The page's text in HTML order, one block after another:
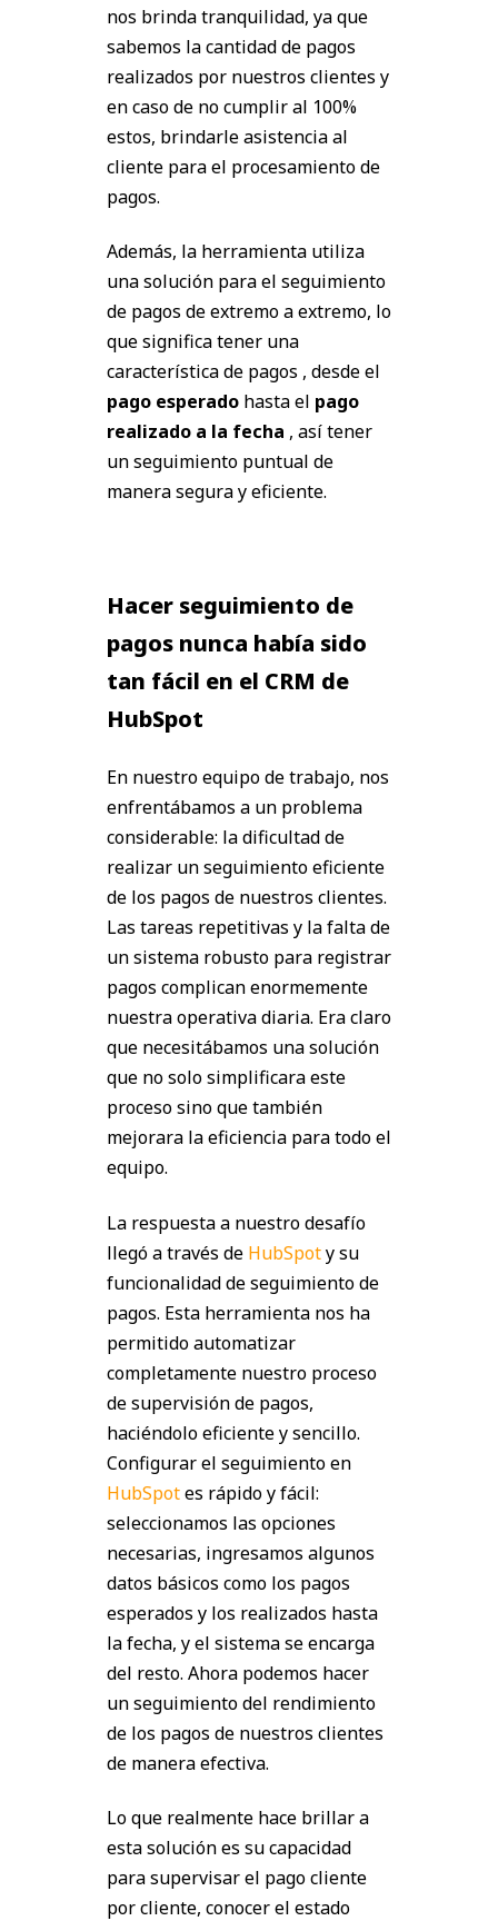
nos brinda tranquilidad, ya que
sabemos la cantidad de pagos
realizados por nuestros clientes y
en caso de no cumplir al 100%
estos, brindarle asistencia al
cliente para el procesamiento de
pagos.
Además, la herramienta utiliza
una solución para el seguimiento
de pagos de extremo a extremo, lo
que significa tener una
característica de pagos , desde el
pago esperado hasta el pago
realizado a la fecha , así tener
un seguimiento puntual de
manera segura y eficiente.
Hacer seguimiento de
pagos nunca había sido
tan fácil en el CRM de
HubSpot
En nuestro equipo de trabajo, nos
enfrentábamos a un problema
considerable: la dificultad de
realizar un seguimiento eficiente
de los pagos de nuestros clientes.
Las tareas repetitivas y la falta de
un sistema robusto para registrar
pagos complican enormemente
nuestra operativa diaria. Era claro
que necesitábamos una solución
que no solo simplificara este
proceso sino que también
mejorara la eficiencia para todo el
equipo.
La respuesta a nuestro desafío
llegó a través de HubSpoty su
funcionalidad de seguimiento de
pagos. Esta herramienta nos ha
permitido automatizar
completamente nuestro proceso
de supervisión de pagos,
haciéndolo eficiente y sencillo.
Configurar el seguimiento en
HubSpotes rápido y fácil:
seleccionamos las opciones
necesarias, ingresamos algunos
datos básicos como los pagos
esperados y los realizados hasta
la fecha, y el sistema se encarga
del resto. Ahora podemos hacer
un seguimiento del rendimiento
de los pagos de nuestros clientes
de manera efectiva.
Lo que realmente hace brillar a
esta solución es su capacidad
para supervisar el pago cliente
por cliente, conocer el estado